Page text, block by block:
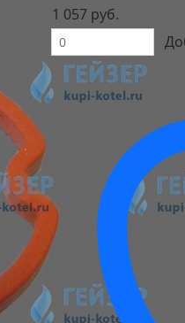
1 057 руб.